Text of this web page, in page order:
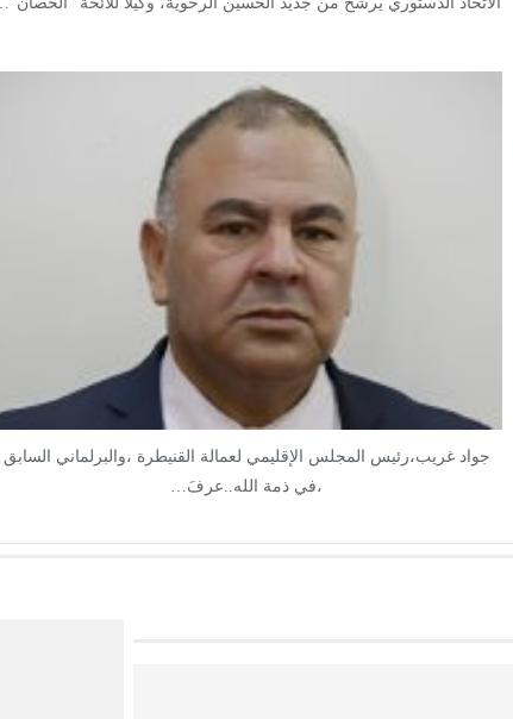
جواد غريب،رئيس المجلس الإقليمي لعمالة القنيطرة ،والبرلماني السابق
،في ذمة الله..عرفَ…